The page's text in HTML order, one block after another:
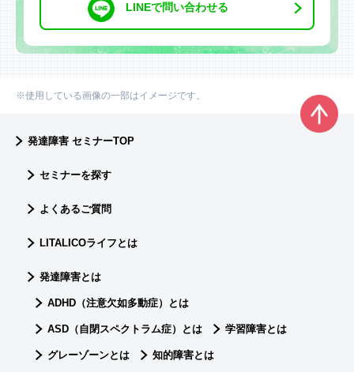
LINEで問い合わせる
※使用している画像の一部はイメージです。
発達障害 セミナーTOP
セミナーを探す
よくあるご質問
LITALICOライフとは
発達障害とは
ADHD（注意欠如多動症）とは
ASD（自閉スペクトラム症）とは 学習障害とは
グレーゾーンとは 知的障害とは